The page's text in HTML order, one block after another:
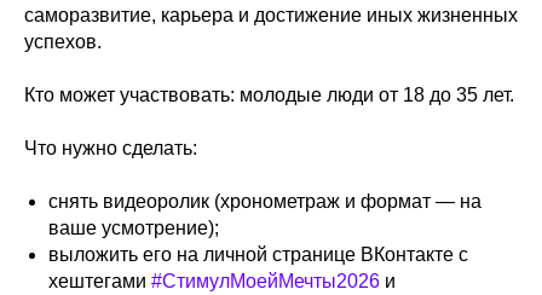
саморазвитие, карьера и достижение иных жизненных
успехов.
Кто может участвовать: молодые люди от 18 до 35 лет.
Что нужно сделать:
снять видеоролик (хронометраж и формат — на
ваше усмотрение);
выложить его на личной странице ВКонтакте с
хештегами #СтимулМоейМечты2026 и